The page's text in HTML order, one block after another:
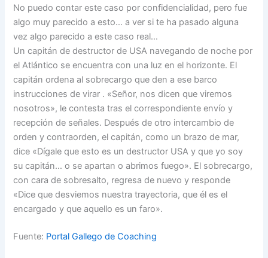
No puedo contar este caso por confidencialidad, pero fue
algo muy parecido a esto… a ver si te ha pasado alguna
vez algo parecido a este caso real…
Un capitán de destructor de USA navegando de noche por
el Atlántico se encuentra con una luz en el horizonte. El
capitán ordena al sobrecargo que den a ese barco
instrucciones de virar . «Señor, nos dicen que viremos
nosotros», le contesta tras el correspondiente envío y
recepción de señales. Después de otro intercambio de
orden y contraorden, el capitán, como un brazo de mar,
dice «Dígale que esto es un destructor USA y que yo soy
su capitán… o se apartan o abrimos fuego». El sobrecargo,
con cara de sobresalto, regresa de nuevo y responde
«Dice que desviemos nuestra trayectoria, que él es el
encargado y que aquello es un faro».
Fuente: Portal Gallego de Coaching